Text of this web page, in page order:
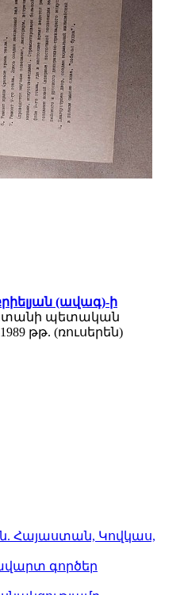
(ավագ)-ի
պետական
թթ. (ռուսերեն)
Հայաստան, Կովկաս,
գործեր